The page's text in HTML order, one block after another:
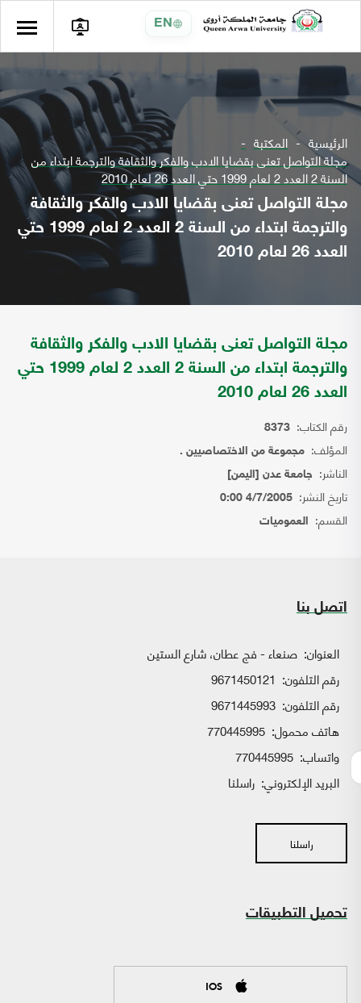
EN
الرئيسية المكتبة
مجلة التواصل تعنى بقضايا الادب والفكر والثقافة والترجمة ابتداء من
السنة 2 العدد 2 لعام 1999 حتي العدد 26 لعام 2010
مجلة التواصل تعنى بقضايا الادب والفكر والثقافة
والترجمة ابتداء من السنة 2 العدد 2 لعام 1999 حتي
العدد 26 لعام 2010
مجلة التواصل تعنى بقضايا الادب والفكر والثقافة
والترجمة ابتداء من السنة 2 العدد 2 لعام 1999 حتي
العدد 26 لعام 2010
رقم الكتاب: 8373
المؤلف: مجموعة من الاختصاصيين .
الناشر: جامعة عدن [اليمن]
تاريخ النشر: 4/7/2005 0:00
القسم: العموميات
اتصل بنا
العنوان: صنعاء - فج عطان، شارع الستين
رقم التلفون: 9671450121
رقم التلفون: 9671445993
هاتف محمول: 770445995
واتساب:
البريد الإلكتروني: راسلنا
راسلنا
تحميل التطبيقات
IOS